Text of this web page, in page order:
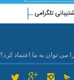
می توان به ما اعتماد کرد؟